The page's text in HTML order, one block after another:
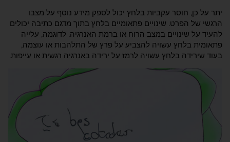
יתר על כן, חוסר עקביות בלחץ יכול לספק מידע נוסף על מצבו
הרגשי של הפרט. שינויים פתאומיים בלחץ בתוך מדגם כתיבה יכולים
להעיד על שינויים במצב הרוח או ברמת האנרגיה. לדוגמה, עלייה
פתאומית בלחץ עשויה להצביע על פרץ של התלהבות או עוצמה,
בעוד שירידה בלחץ עשויה לרמז על ירידה באנרגיה רגשית או עייפות.